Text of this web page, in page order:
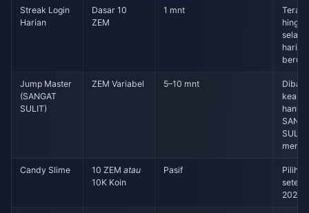
Streak Login
Harian
Dasar 10
ZEM
1 mnt
hari;
Jump Master
(SANGAT
SULIT)
ZEM Variabel 5–10 mnt
hanya
SULIT
Candy Slime 10 ZEMatau
10K Koin
Pasif
Pilih
2026